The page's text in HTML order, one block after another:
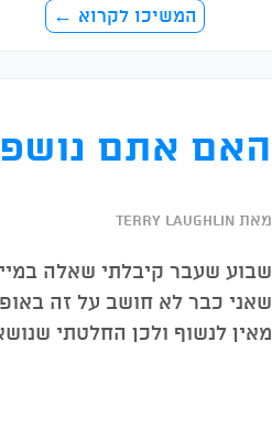
המשיכו לקרוא ←
האם אתם
מאת Terry Laughlin
שבוע שעבר קיבלתי שאלה
שאני כבר לא חושב על זה
מאין לנשוף ולכן החלטתי